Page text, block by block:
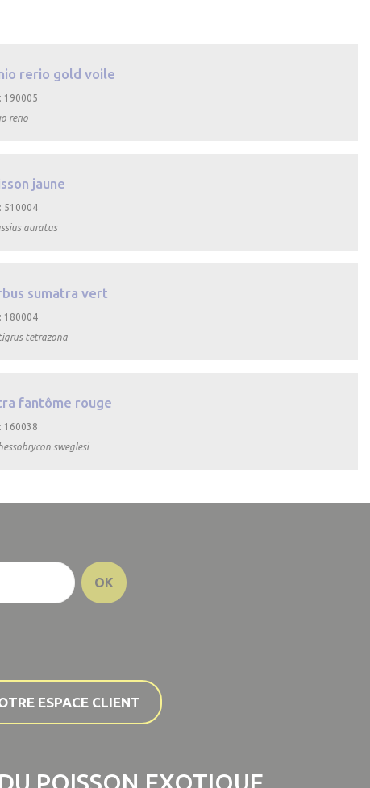
rerio gold voile
190005
rerio
jaune
510004
auratus
sumatra vert
180004
tetrazona
fantôme rouge
160038
sweglesi
ESPACE CLIENT
POISSON EXOTIQUE